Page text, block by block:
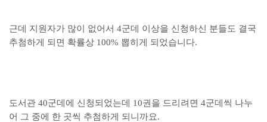
근데 지원자가 많이 없어서 4군데 이상을 신청하신 분들도 결국
추첨하게 되면 확률상 100% 뽑히게 되었습니다.
도서관 40군데에 신청되었는데 10권을 드리려면 4군데씩 나누
어 그 중에 한 곳씩 추첨하게 되니까요.